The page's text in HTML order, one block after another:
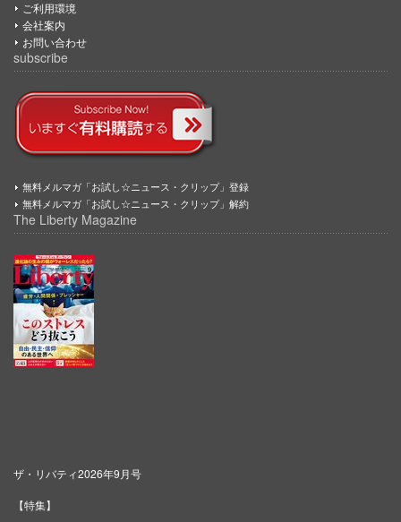
ご利用環境
会社案内
お問い合わせ
subscribe
無料メルマガ「お試し☆ニュース・クリップ」登録
無料メルマガ「お試し☆ニュース・クリップ」解約
The Liberty Magazine
ザ・リバティ2026年9月号
【特集】